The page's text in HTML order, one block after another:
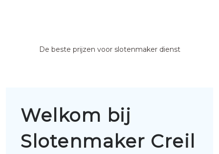
De beste prijzen voor slotenmaker dienst
Welkom bij
Slotenmaker Creil